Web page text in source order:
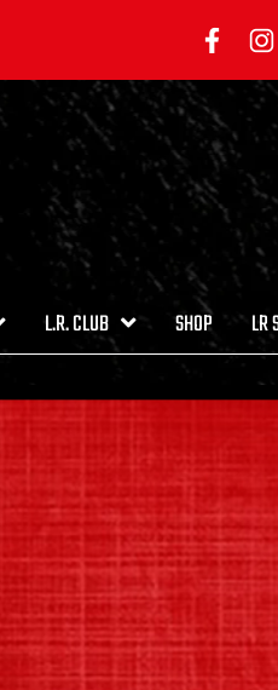
L.R. CLUB SHOP LR